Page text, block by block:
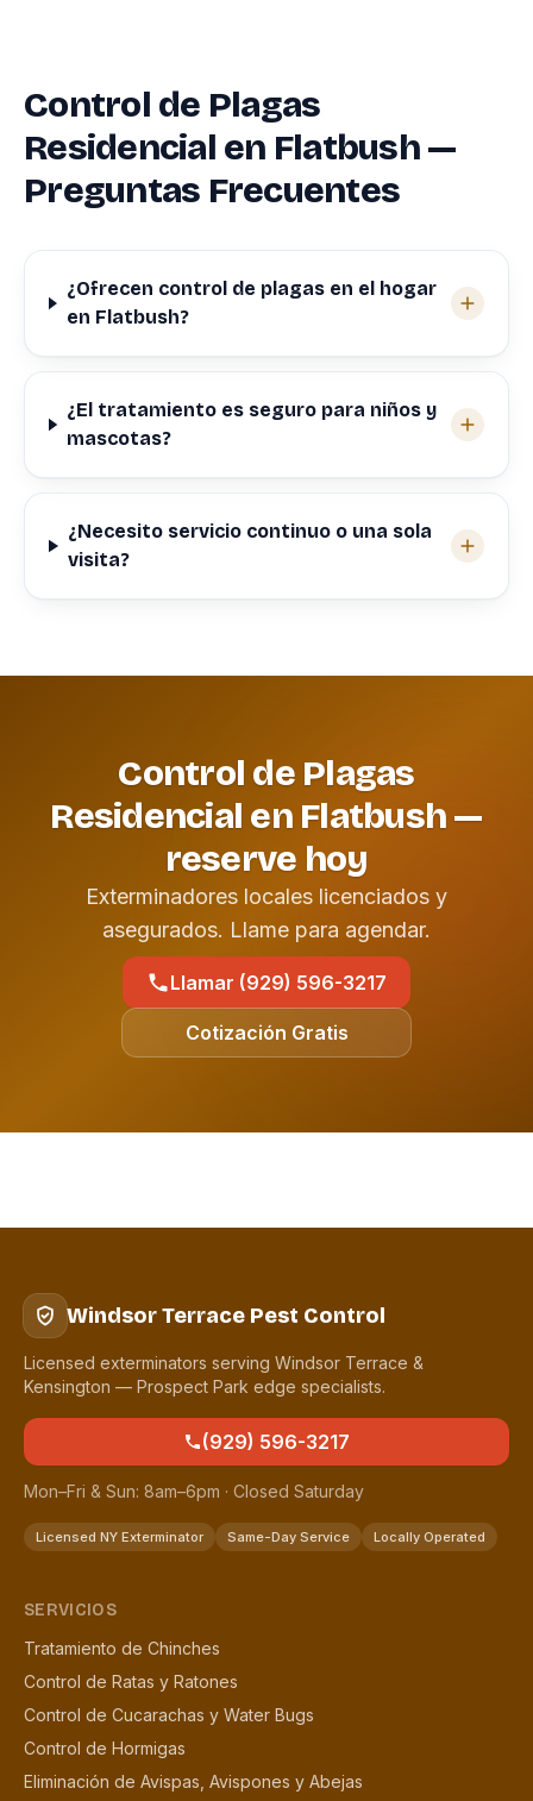
Control de Plagas
Residencial en Flatbush —
Preguntas Frecuentes
¿Ofrecen control de plagas en el hogar
en Flatbush?
¿El tratamiento es seguro para niños y
mascotas?
¿Necesito servicio continuo o una sola
visita?
Control de Plagas
Residencial en Flatbush —
reserve hoy
Exterminadores locales licenciados y
asegurados. Llame para agendar.
Llamar (929) 596-3217
Cotización Gratis
Windsor Terrace Pest Control
Licensed exterminators serving Windsor Terrace &
Kensington — Prospect Park edge specialists.
(929) 596-3217
Mon–Fri & Sun: 8am–6pm · Closed Saturday
Licensed NY Exterminator Same-Day Service Locally Operated
SERVICIOS
Tratamiento de Chinches
Control de Ratas y Ratones
Control de Cucarachas y Water Bugs
Control de Hormigas
Eliminación de Avispas, Avispones y Abejas